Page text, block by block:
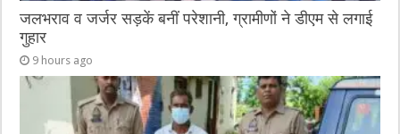
जलभराव व जर्जर सड़कें बनीं परेशानी, ग्रामीणों ने डीएम से लगाई
गुहार
9 hours ago